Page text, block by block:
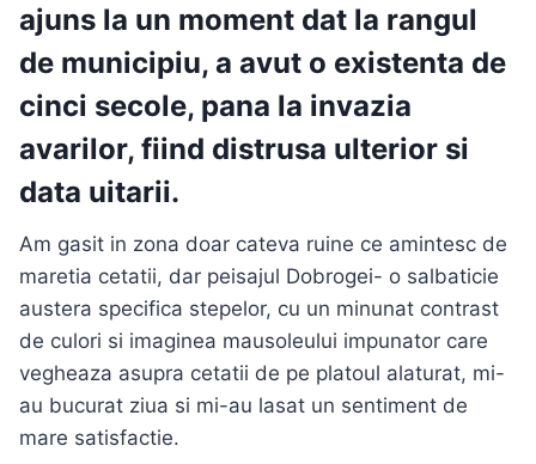
ajuns la un moment dat la rangul
de municipiu, a avut o existenta de
cinci secole, pana la invazia
avarilor, fiind distrusa ulterior si
data uitarii.
Am gasit in zona doar cateva ruine ce amintesc de
maretia cetatii, dar peisajul Dobrogei- o salbaticie
austera specifica stepelor, cu un minunat contrast
de culori si imaginea mausoleului impunator care
vegheaza asupra cetatii de pe platoul alaturat, mi-
au bucurat ziua si mi-au lasat un sentiment de
mare satisfactie.